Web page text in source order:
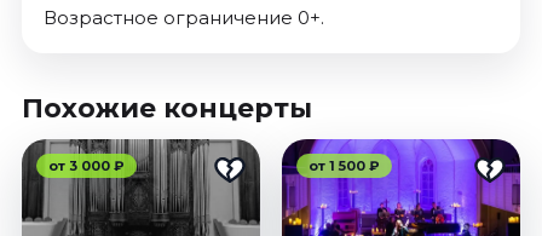
Возрастное ограничение 0+.
Похожие концерты
от 3 000 ₽ от 1 500 ₽